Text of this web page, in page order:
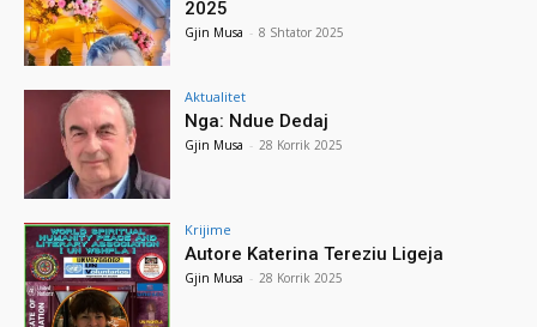
2025
Gjin Musa - 8 Shtator 2025
Aktualitet
Nga: Ndue Dedaj
Gjin Musa - 28 Korrik 2025
Krijime
Autore Katerina Tereziu Ligeja
Gjin Musa - 28 Korrik 2025